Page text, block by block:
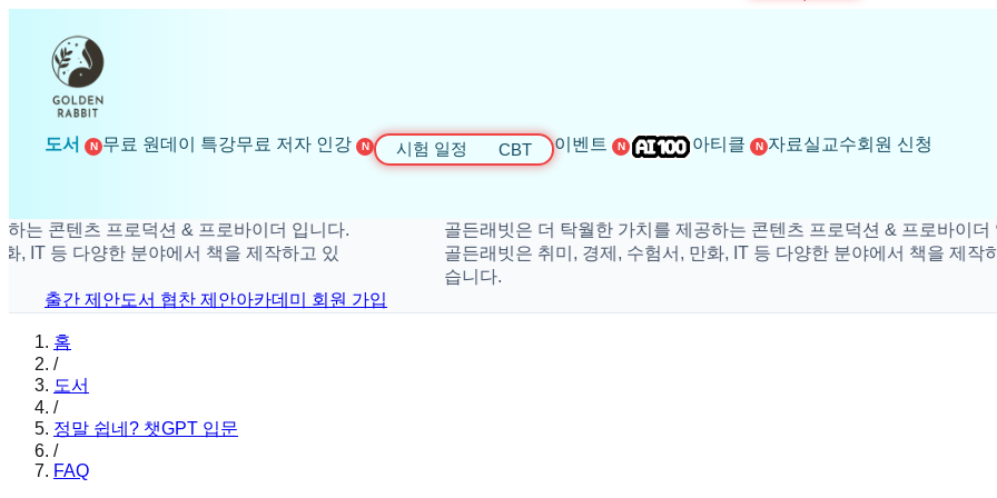
도서 N 무료 원데이 특강무료 저자 인강 N 시험 일정 CBT 이벤트 N 아티클 N 자료실 교수회원 신청
텐츠 프로덕션 & 프로바이더 입니다.
다양한 분야에서 책을 제작하고 있
골든래빗은 더 탁월한 가치를 제공하는 콘텐츠 프로덕션 & 프로바이더 입니
골든래빗은 취미, 경제, 수험서, 만화, IT 등 다양한 분야에서 책을 제작하고 있
습니다.
출간 제안도서 협찬 제안아카데미 회원 가입
홈
/
도서
/
정말 쉽네? 챗GPT 입문
/
FAQ